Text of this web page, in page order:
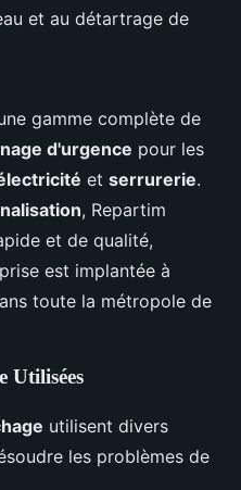
et au détartrage de
gamme complète de
d'urgence pour les
et serrurerie.
, Repartim
et de qualité,
est implantée à
toute la métropole de
Utilisées
utilisent divers
les problèmes de